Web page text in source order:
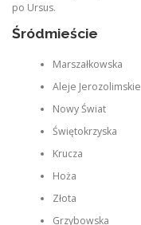
po Ursus.
Śródmieście
Marszałkowska
Aleje Jerozolimskie
Nowy Świat
Świętokrzyska
Krucza
Hoża
Złota
Grzybowska